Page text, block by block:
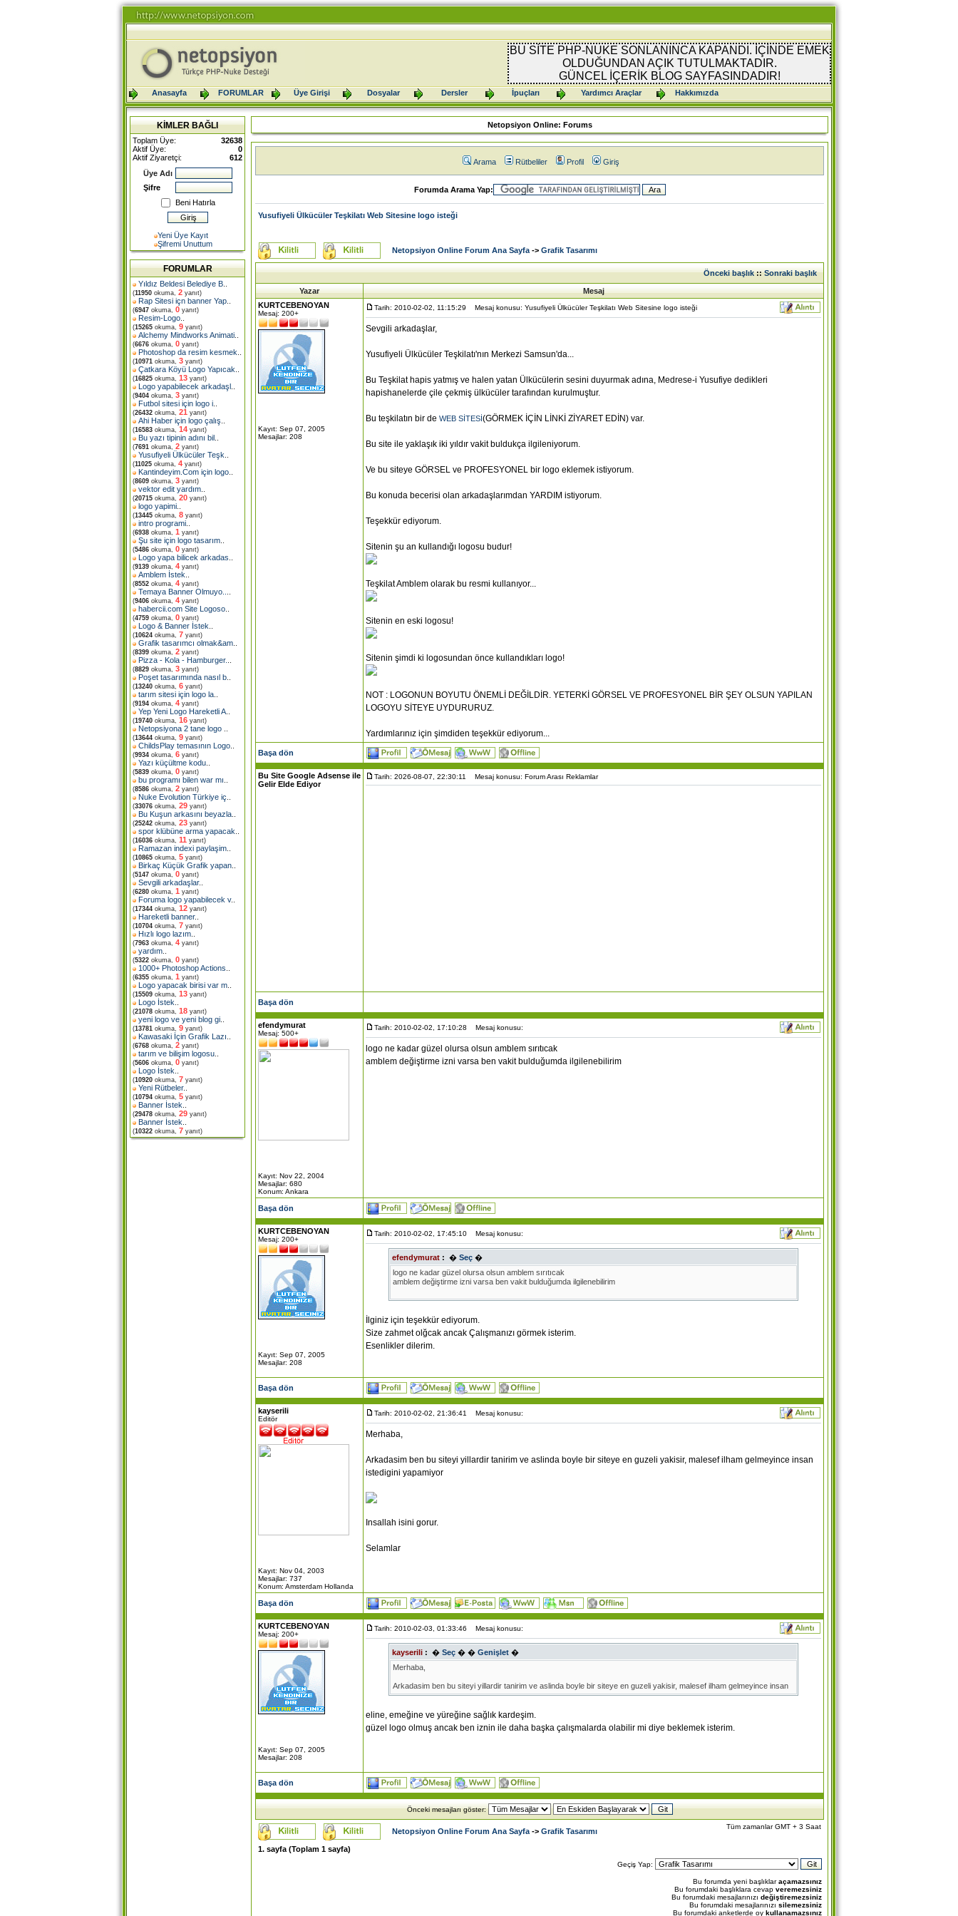
BU SİTE PHP-NUKE SONLANINCA KAPANDI. İÇİNDE EMEK
OLDUĞUNDAN AÇIK TUTULMAKTADIR.
GÜNCEL İÇERİK BLOG SAYFASINDADIR!
Anasayfa FORUMLAR Üye Girişi Dosyalar Dersler İpuçları Yardımcı Araçlar Hakkımızda
KİMLER BAĞLI
Toplam Üye:
32638
Aktif Üye:
0
Aktif Ziyaretçi:
612
Üye Adı
Şifre
Beni Hatırla
Yeni Üye Kayıt
Şifremi Unuttum
FORUMLAR
Yıldız Beldesi Belediye B
(11950 okuma, 2 yanıt)
Rap Sitesi içn banner Yap
(6947 okuma, 0 yanıt)
Resim-Logo
(15265 okuma, 9 yanıt)
Alchemy Mindworks Animati
(6676 okuma, 0 yanıt)
Photoshop da resim kesmek
(10971 okuma, 3 yanıt)
Çatkara Köyü Logo Yapıcak
(16825 okuma, 13 yanıt)
Logo yapabilecek arkadaşl
(9404 okuma, 3 yanıt)
Futbol sitesi için logo i
(26432 okuma, 21 yanıt)
Ahi Haber için logo çalış
(16583 okuma, 14 yanıt)
Bu yazı tipinin adını bil
(7691 okuma, 2 yanıt)
Yusufiyeli Ülkücüler Teşk
(11025 okuma, 4 yanıt)
Kantindeyim.Com için logo
(8609 okuma, 3 yanıt)
vektor edit yardım
(20715 okuma, 20 yanıt)
logo yapimi
(13445 okuma, 8 yanıt)
intro programi
(6938 okuma, 1 yanıt)
Şu site için logo tasarım
(5486 okuma, 0 yanıt)
Logo yapa bilicek arkadas
(9139 okuma, 4 yanıt)
Amblem İstek
(8552 okuma, 4 yanıt)
Temaya Banner Olmuyo..
(9406 okuma, 4 yanıt)
habercii.com Site Logoso
(4759 okuma, 0 yanıt)
Logo & Banner İstek
(10624 okuma, 7 yanıt)
Grafik tasarımcı olmak&am
(8399 okuma, 2 yanıt)
Pizza - Kola - Hamburger.
(8829 okuma, 3 yanıt)
Poşet tasarımında nasıl b
(13240 okuma, 6 yanıt)
tarım sitesi için logo la
(9194 okuma, 4 yanıt)
Yep Yeni Logo Hareketli A
(19740 okuma, 16 yanıt)
Netopsiyona 2 tane logo
(13644 okuma, 9 yanıt)
ChildsPlay temasının Logo
(9934 okuma, 6 yanıt)
Yazı küçültme kodu
(5839 okuma, 0 yanıt)
bu programı bilen war mı
(8586 okuma, 2 yanıt)
Nuke Evolution Türkiye iç
(33076 okuma, 29 yanıt)
Bu Kuşun arkasını beyazla
(25242 okuma, 23 yanıt)
spor klübüne arma yapacak
(16036 okuma, 11 yanıt)
Ramazan indexi paylaşim
(10865 okuma, 5 yanıt)
Birkaç Küçük Grafik yapan
(5147 okuma, 0 yanıt)
Sevgili arkadaşlar..
(6280 okuma, 1 yanıt)
Foruma logo yapabilecek v..
(17344 okuma, 12 yanıt)
Hareketli banner..
(10704 okuma, 7 yanıt)
Hızlı logo lazım
(7963 okuma, 4 yanıt)
yardım
(5322 okuma, 0 yanıt)
1000+ Photoshop Actions
(6355 okuma, 1 yanıt)
Logo yapacak birisi var m
(15509 okuma, 13 yanıt)
Logo İstek
(21078 okuma, 18 yanıt)
yeni logo ve yeni blog gi
(13781 okuma, 9 yanıt)
Kawasaki İçin Grafik Lazı
(6768 okuma, 2 yanıt)
tarım ve bilişim logosu
(5606 okuma, 0 yanıt)
Logo İstek
(10920 okuma, 7 yanıt)
Yeni Rütbeler..
(10794 okuma, 5 yanıt)
Banner İstek
(29478 okuma, 29 yanıt)
Banner İstek
(10322 okuma, 7 yanıt)
Netopsiyon Online: Forums
Arama Rütbeliler Profil Giriş
Forumda Arama Yap:
Yusufiyeli Ülkücüler Teşkilatı Web Sitesine logo isteği
Netopsiyon Online Forum Ana Sayfa -> Grafik Tasarımı
Önceki başlık::Sonraki başlık
Yazar
Mesaj
KURTCEBENOYAN
Mesaj: 200+
Kayıt: Sep 07, 2005
Mesajlar: 208
Tarih: 2010-02-02, 11:15:29 Mesaj konusu: Yusufiyeli Ülkücüler Teşkilatı Web Sitesine logo isteği
Sevgili arkadaşlar,
Yusufiyeli Ülkücüler Teşkilatı'nın Merkezi Samsun'da...
Bu Teşkilat hapis yatmış ve halen yatan Ülkücülerin sesini duyurmak adına, Medrese-i Yusufiye dedikleri
hapishanelerde çile çekmiş ülkücüler tarafından kurulmuştur.
Bu teşkilatın bir de WEB SİTESİ(GÖRMEK İÇİN LİNKİ ZİYARET EDİN) var.
Bu site ile yaklaşık iki yıldır vakit buldukça ilgileniyorum.
Ve bu siteye GÖRSEL ve PROFESYONEL bir logo eklemek istiyorum.
Bu konuda becerisi olan arkadaşlarımdan YARDIM istiyorum.
Teşekkür ediyorum.
Sitenin şu an kullandığı logosu budur!
Teşkilat Amblem olarak bu resmi kullanıyor...
Sitenin en eski logosu!
Sitenin şimdi ki logosundan önce kullandıkları logo!
NOT : LOGONUN BOYUTU ÖNEMLİ DEĞİLDİR. YETERKİ GÖRSEL VE PROFESYONEL BİR ŞEY OLSUN YAPILAN
LOGOYU SİTEYE UYDURURUZ.
Yardımlarınız için şimdiden teşekkür ediyorum...
Başa dön
Bu Site Google Adsense ile
Gelir Elde Ediyor
Tarih: 2026-08-07, 22:30:11 Mesaj konusu: Forum Arası Reklamlar
Başa dön
efendymurat
Mesaj: 500+
Kayıt: Nov 22, 2004
Mesajlar: 680
Konum: Ankara
Tarih: 2010-02-02, 17:10:28 Mesaj konusu:
logo ne kadar güzel olursa olsun amblem sırıtıcak
amblem değiştirme izni varsa ben vakit bulduğumda ilgilenebilirim
Başa dön
KURTCEBENOYAN
Mesaj: 200+
Kayıt: Sep 07, 2005
Mesajlar: 208
Tarih: 2010-02-02, 17:45:10 Mesaj konusu:
efendymurat : � Seç �
logo ne kadar güzel olursa olsun amblem sırıtıcak
amblem değiştirme izni varsa ben vakit bulduğumda ilgilenebilirim
İlginiz için teşekkür ediyorum.
Size zahmet olğcak ancak Çalışmanızı görmek isterim.
Esenlikler dilerim.
Başa dön
kayserili
Editör
Kayıt: Nov 04, 2003
Mesajlar: 737
Konum: Amsterdam Hollanda
Tarih: 2010-02-02, 21:36:41 Mesaj konusu:
Merhaba,
Arkadasim ben bu siteyi yillardir tanirim ve aslinda boyle bir siteye en guzeli yakisir, malesef ilham gelmeyince insan
istedigini yapamiyor
Insallah isini gorur.
Selamlar
Başa dön
KURTCEBENOYAN
Mesaj: 200+
Kayıt: Sep 07, 2005
Mesajlar: 208
Tarih: 2010-02-03, 01:33:46 Mesaj konusu:
kayserili : � Seç � � Genişlet �
Merhaba,
Arkadasim ben bu siteyi yillardir tanirim ve aslinda boyle bir siteye en guzeli yakisir, malesef ilham gelmeyince insan
istedigini yapamiyor
Insallah isini gorur.
eline, emeğine ve yüreğine sağlık kardeşim.
güzel logo olmuş ancak ben iznin ile daha başka çalışmalarda olabilir mi diye beklemek isterim.
Başa dön
Önceki mesajları göster:
Netopsiyon Online Forum Ana Sayfa -> Grafik Tasarımı
Tüm zamanlar GMT + 3 Saat
1. sayfa (Toplam 1 sayfa)
Geçiş Yap:
Bu forumda yeni başlıklaraçamazsınız
Bu forumdaki başlıklara cevap veremezsiniz
Bu forumdaki mesajlarınızı değiştiremezsiniz
Bu forumdaki mesajlarınızı silemezsiniz
Bu forumdaki anketlerde oy kullanamazsınız